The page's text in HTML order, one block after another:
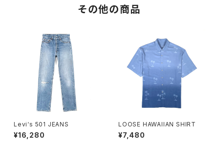
その他の商品
Levi‘s 501 JEANS
¥16,280
LOOSE HAWAIIAN SHIRT
¥7,480